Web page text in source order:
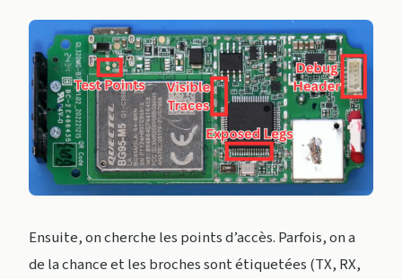
Ensuite, on cherche les points d’accès. Parfois, on a
de la chance et les broches sont étiquetées (TX, RX,